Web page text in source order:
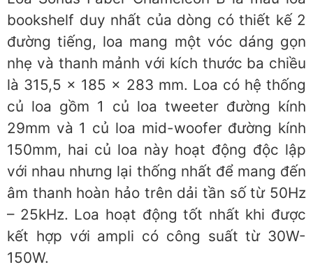
bookshelf duy nhất của dòng có thiết kế 2
đường tiếng, loa mang một vóc dáng gọn
nhẹ và thanh mảnh với kích thước ba chiều
là 315,5 x 185 x 283 mm. Loa có hệ thống
củ loa gồm 1 củ loa tweeter đường kính
29mm và 1 củ loa mid-woofer đường kính
150mm, hai củ loa này hoạt động độc lập
với nhau nhưng lại thống nhất để mang đến
âm thanh hoàn hảo trên dải tần số từ 50Hz
– 25kHz. Loa hoạt động tốt nhất khi được
kết hợp với ampli có công suất từ 30W-
150W.